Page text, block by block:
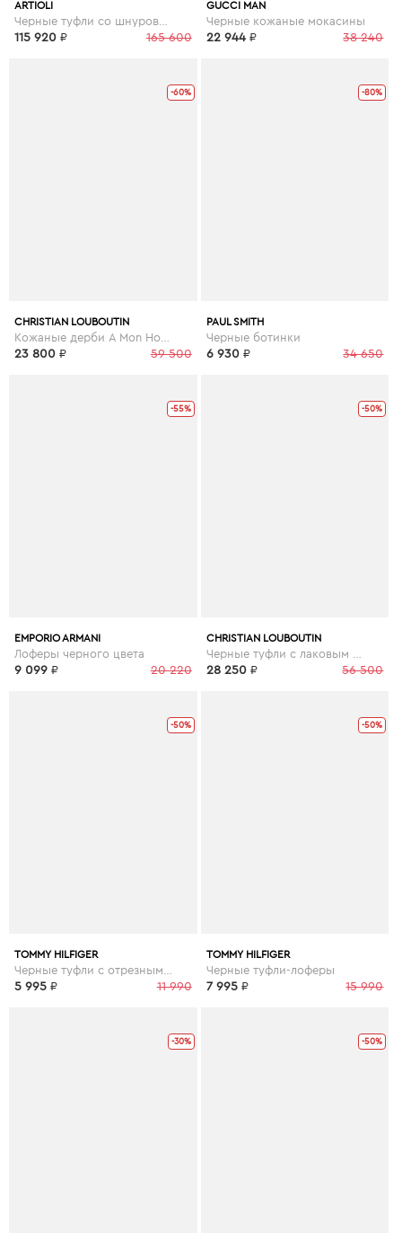
ARTIOLI
165 600
115 920 ₽
GUCCI MAN
Черные кожаные мокасины
38 240
22 944 ₽
-60%
CHRISTIAN LOUBOUTIN
59 500
23 800 ₽
-80%
PAUL SMITH
Черные ботинки
34 650
6 930 ₽
-55%
EMPORIO ARMANI
Лоферы черного цвета
20 220
9 099 ₽
-50%
CHRISTIAN LOUBOUTIN
56 500
28 250 ₽
-50%
TOMMY HILFIGER
11 990
5 995 ₽
-50%
TOMMY HILFIGER
Черные туфли-лоферы
15 990
7 995 ₽
-30% -50%